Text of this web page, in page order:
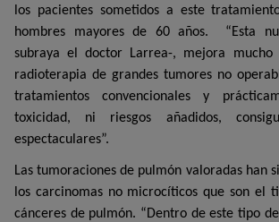
los pacientes sometidos a este
hombres mayores de 60 años.
“Esta
subraya el doctor Larrea-, mejora
radioterapia de grandes tumores no
tratamientos convencionales y
toxicidad, ni riesgos añadidos,
espectaculares”.
Las tumoraciones de pulmón valoradas han
los carcinomas no microcíticos que son el
cánceres de pulmón. “Dentro de este tipo